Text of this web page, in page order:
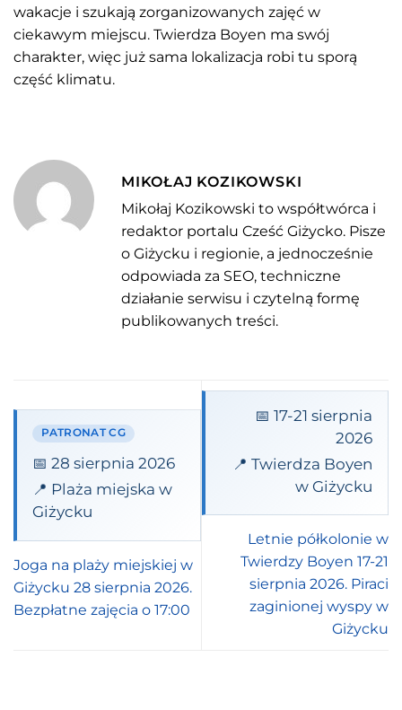
wakacje i szukają zorganizowanych zajęć w
ciekawym miejscu. Twierdza Boyen ma swój
charakter, więc już sama lokalizacja robi tu sporą
część klimatu.
MIKOŁAJ KOZIKOWSKI
Mikołaj Kozikowski to współtwórca i
redaktor portalu Cześć Giżycko. Pisze
o Giżycku i regionie, a jednocześnie
odpowiada za SEO, techniczne
działanie serwisu i czytelną formę
publikowanych treści.
PATRONAT CG
📅 28 sierpnia 2026
📍 Plaża miejska w
Giżycku
Joga na plaży miejskiej w
Giżycku 28 sierpnia 2026.
Bezpłatne zajęcia o 17:00
📅 17-21 sierpnia
2026
📍 Twierdza Boyen
w Giżycku
Letnie półkolonie w
Twierdzy Boyen 17-21
sierpnia 2026. Piraci
zaginionej wyspy w
Giżycku